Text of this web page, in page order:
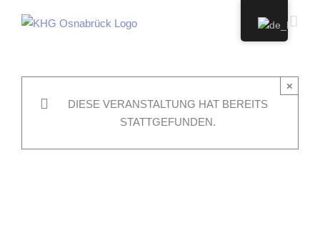
Inhalt
DIESE VERANSTALTUNG HAT BEREITS
STATTGEFUNDEN.
×